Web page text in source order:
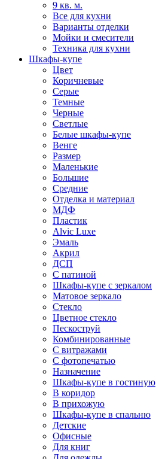
9 кв. м.
Все для кухни
Варианты отделки
Мойки и смесители
Техника для кухни
Шкафы-купе
Цвет
Коричневые
Серые
Темные
Черные
Светлые
Белые шкафы-купе
Венге
Размер
Маленькие
Большие
Средние
Отделка и материал
МДФ
Пластик
Alvic Luxe
Эмаль
Акрил
ДСП
С патиной
Шкафы-купе с зеркалом
Матовое зеркало
Стекло
Цветное стекло
Пескоструй
Комбинированные
С витражами
С фотопечатью
Назначение
Шкафы-купе в гостиную
В коридор
В прихожую
Шкафы-купе в спальню
Детские
Офисные
Для книг